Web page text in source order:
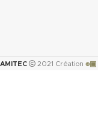
AMITEC 2021 Création ๏▣